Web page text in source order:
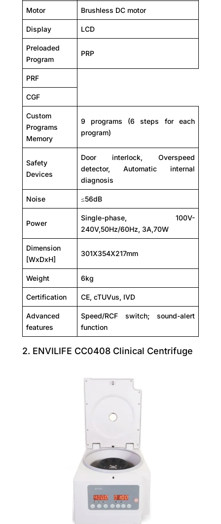
Motor Brushless DC motor
Display LCD
Preloaded
Program
PRP
PRF
CGF
Custom
Programs
Memory
9 programs (6 steps for each
program)
Safety
Devices
Door interlock, Overspeed
detector, Automatic internal
diagnosis
Noise ≤56dB
Power
Single-phase, 100V-
240V,50Hz/60Hz, 3A,70W
Dimension
[WxDxH]
301X354X217mm
Weight 6kg
Certification CE, cTUVus, IVD
Advanced
features
Speed/RCF switch; sound-alert
function
2. ENVILIFE CC0408 Clinical Centrifuge